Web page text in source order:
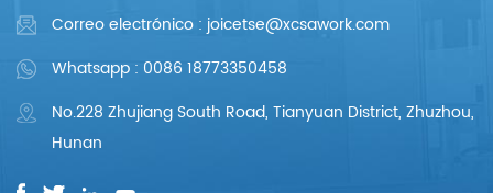
Correo electrónico : joicetse@xcsawork.com
Whatsapp : 0086 18773350458
No.228 Zhujiang South Road, Tianyuan District, Zhuzhou,
Hunan